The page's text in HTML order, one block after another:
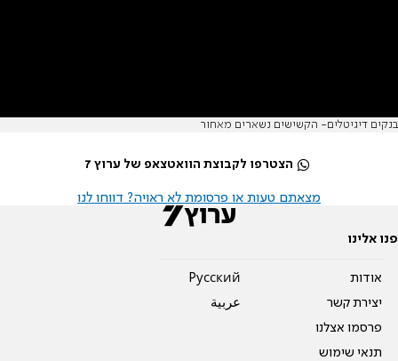
בנקים דיגיטלים- הקשישים נשארים מאחור
הצטרפו לקבוצת הוואטצאפ של ערוץ 7
מצאתם טעות או פרסומת לא ראויה? דווחו לנו
פנו אלינו
אודות
יצירת קשר
פרסמו אצלנו
תנאי שימוש
Pусский
عربية